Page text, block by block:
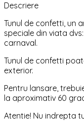
Descriere
Tunul de confetti, un
speciale din viata
carnaval.
Tunul de confetti
exterior.
Pentru lansare,
la aproximativ 60
Atentie! Nu indrepta